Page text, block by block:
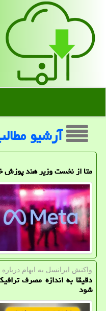
آرشیو
متا از نخست وزیر هند
واكنش ایرانسل به ابهام
دقیقا به اندازه مصرف
شود